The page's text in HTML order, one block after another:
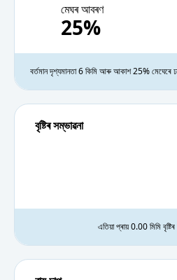
মেঘৰ আবৰণ
25%
বৰ্তমান দৃশ্যমানতা 6 কিমি আৰু আকাশ 25% মেঘেৰে
বৃষ্টিৰ সম্ভাৱনা
এতিয়া প্ৰায় 0.00 মিমি